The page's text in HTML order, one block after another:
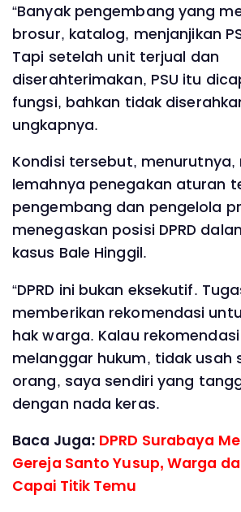
‎“Banyak pengembang yang
brosur, katalog, menjanjikan
Tapi setelah unit terjual dan
diserahterimakan, PSU itu
fungsi, bahkan tidak
ungkapnya.
‎Kondisi tersebut, menurutnya,
lemahnya penegakan aturan
pengembang dan pengelola
menegaskan posisi DPRD
kasus Bale Hinggil.
‎“DPRD ini bukan eksekutif.
memberikan rekomendasi
hak warga. Kalau
melanggar hukum, tidak usah
orang, saya sendiri yang
dengan nada keras.
Baca Juga: DPRD Surabaya
Gereja Santo Yusup, Warga
Capai Titik Temu ‎